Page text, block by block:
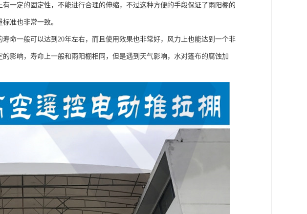
一定的固定性，不能进行合理的伸缩，不过这种方便的手段保证了雨阳棚的
准也非常一致。
命一般可以达到20年左右，而且使用效果也非常好，风力上也能达到一个非
影响，寿命上一般和雨阳棚相同，但是遇到天气影响，水对篷布的腐蚀加